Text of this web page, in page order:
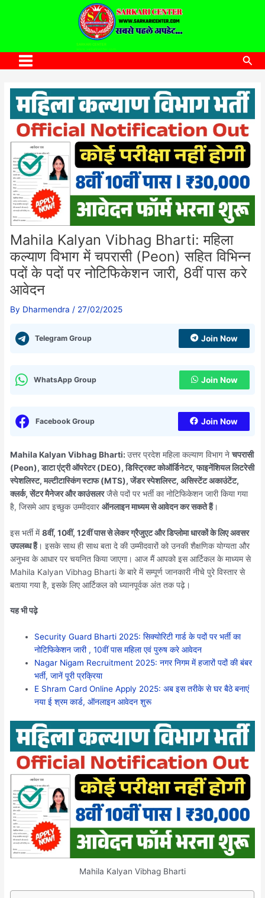
SARKARI CENTER
www.sarkaricenter.com
Main
Menu
Mahila Kalyan Vibhag Bharti: महिला
कल्याण विभाग में चपरासी (Peon) सहित विभिन्न
पदों के पदों पर नोटिफिकेशन जारी, 8वीं पास करे
आवेदन
By Dharmendra / 27/02/2025
Telegram Group Join Now
WhatsApp Group Join Now
Facebook Group Join Now
Mahila Kalyan Vibhag Bharti:उत्तर प्रदेश महिला कल्याण विभाग नेचपरासी
(Peon), डाटा एंट्री ऑपरेटर (DEO), डिस्ट्रिक्ट कोऑर्डिनेटर, फाइनेंशियल लिटरेसी
स्पेशलिस्ट, मल्टीटास्किंग स्टाफ (MTS), जेंडर स्पेशलिस्ट, असिस्टेंट अकाउंटेंट,
क्लर्क, सेंटर मैनेजर और काउंसलरजैसे पदों पर भर्ती का नोटिफिकेशन जारी किया गया
है, जिसमे आप इच्छुक उम्मीदवारऑनलाइन माध्यम से आवेदन कर सकते हैं।
इस भर्ती में8वीं, 10वीं, 12वीं पास से लेकर ग्रैजुएट और डिप्लोमा धारकों के लिए अवसर
उपलब्ध हैं। इसके साथ ही साथ बता दे की उम्मीदवारों को उनकी शैक्षणिक योग्यता और
अनुभव के आधार पर चयनित किया जाएगा। आज मैं आपको इस आर्टिकल के माध्यम से
Mahila Kalyan Vibhag Bharti के बारे में सम्पूर्ण जानकारी नीचे पुरे विस्तार से
बताया गया है, इसके लिए आर्टिकल को ध्यानपूर्वक अंत तक पढ़े।
यह भी पढ़े
Security Guard Bharti 2025: सिक्योरिटी गार्ड के पदों पर भर्ती का
नोटिफिकेशन जारी , 10वीं पास महिला एवं पुरुष करे आवेदन
Nagar Nigam Recruitment 2025: नगर निगम में हजारों पदों की बंबर
भर्ती, जानें पूरी प्रक्रिया
E Shram Card Online Apply 2025: अब इस तरीके से घर बैठे बनाएं
नया ई श्रम कार्ड, ऑनलाइन आवेदन शुरू
Mahila Kalyan Vibhag Bharti